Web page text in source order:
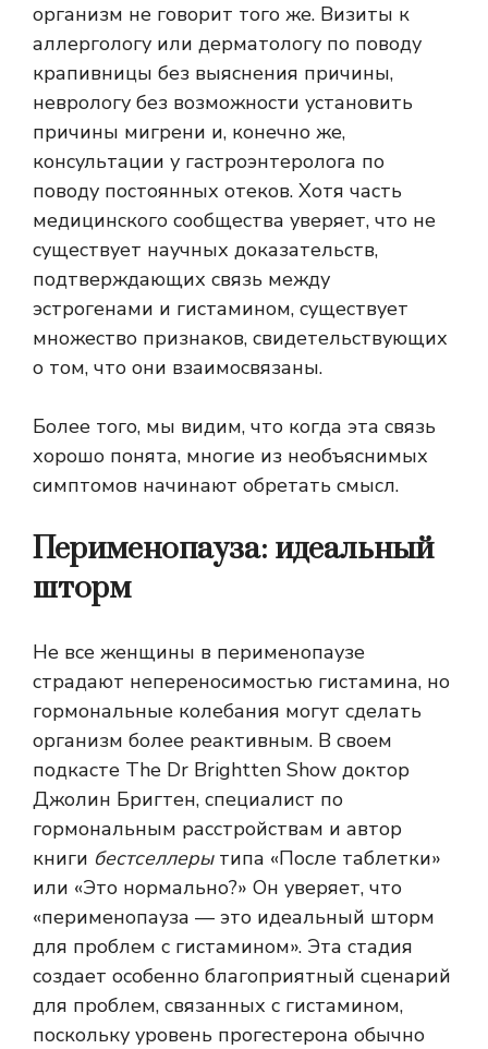
организм не говорит того же. Визиты к
аллергологу или дерматологу по поводу
крапивницы без выяснения причины,
неврологу без возможности установить
причины мигрени и, конечно же,
консультации у гастроэнтеролога по
поводу постоянных отеков. Хотя часть
медицинского сообщества уверяет, что не
существует научных доказательств,
подтверждающих связь между
эстрогенами и гистамином, существует
множество признаков, свидетельствующих
о том, что они взаимосвязаны.
Более того, мы видим, что когда эта связь
хорошо понята, многие из необъяснимых
симптомов начинают обретать смысл.
Перименопауза: идеальный
шторм
Не все женщины в перименопаузе
страдают непереносимостью гистамина, но
гормональные колебания могут сделать
организм более реактивным. В своем
подкасте The Dr Brightten Show доктор
Джолин Бригтен, специалист по
гормональным расстройствам и автор
книги бестселлерытипа «После таблетки»
или «Это нормально?» Он уверяет, что
«перименопауза — это идеальный шторм
для проблем с гистамином». Эта стадия
создает особенно благоприятный сценарий
для проблем, связанных с гистамином,
поскольку уровень прогестерона обычно